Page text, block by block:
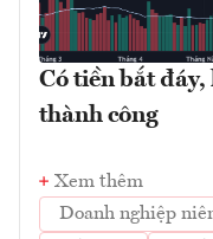
Có tiền bắt đáy,
thành công
Xem thêm
Doanh nghiệp